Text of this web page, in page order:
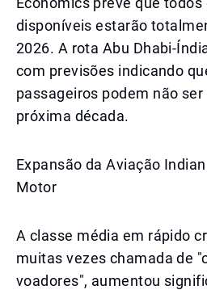
disponíveis estarão
2026. A rota Abu Dhabi-
com previsões indicando
passageiros podem não
próxima década.
Expansão da Aviação
Motor
A classe média em rápido
muitas vezes chamada de
voadores", aumentou